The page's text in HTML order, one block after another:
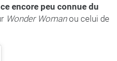
encore peu connue du
Wonder Womanou celui de